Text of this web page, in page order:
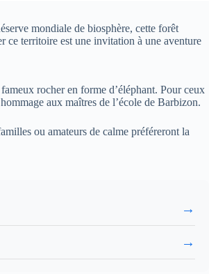
mondiale de biosphère, cette forêt
ce territoire est une invitation à une aventure
rocher en forme d’éléphant. Pour ceux
aux maîtres de l’école de Barbizon.
ou amateurs de calme préféreront la
→
→